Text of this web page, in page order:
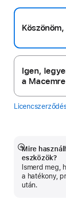
Igen,
a Macemre
Mire
eszközök?
Ismerd meg,
a hatékony,
után.
Bővebb
információ